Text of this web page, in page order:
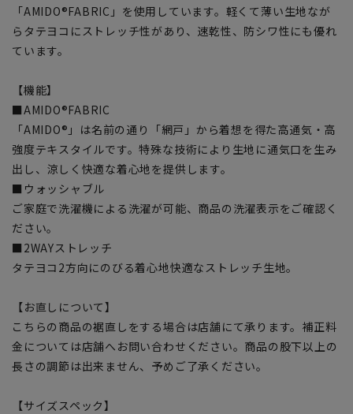
「AMIDO®FABRIC」を使用しています。軽くて薄い生地なが
らタテヨコにストレッチ性があり、速乾性、防シワ性にも優れ
ています。
【機能】
■AMIDO®FABRIC
「AMIDO®」は名前の通り「網戸」から着想を得た高通気・高
強度テキスタイルです。特殊な技術により生地に通気口を生み
出し、涼しく快適な着心地を提供します。
■ウォッシャブル
ご家庭で洗濯機による洗濯が可能、商品の洗濯表示をご確認く
ださい。
■2WAYストレッチ
タテヨコ2方向にのびる着心地快適なストレッチ生地。
【お直しについて】
こちらの商品の裾直しをする場合は店舗にて承ります。補正料
金については店舗へお問い合わせください。商品の股下以上の
長さの調節は出来ません、予めご了承ください。
【サイズスペック】